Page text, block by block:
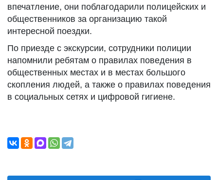
впечатление, они поблагодарили полицейских и
общественников за организацию такой
интересной поездки.
По приезде с экскурсии, сотрудники полиции
напомнили ребятам о правилах поведения в
общественных местах и в местах большого
скопления людей, а также о правилах поведения
в социальных сетях и цифровой гигиене.